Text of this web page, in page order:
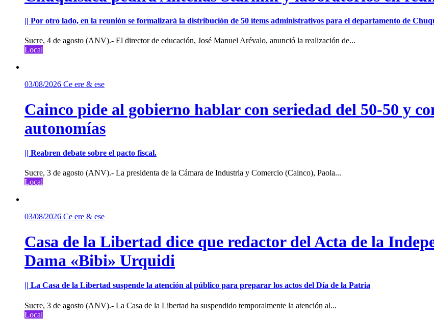
|| Por otro lado, en la reunión se formalizará la distribución de 50 ítems administrativos para el departamento de
Sucre, 4 de agosto (ANV).- El director de educación, José Manuel Arévalo, anunció la realización de...
Local
03/08/2026 Ce ere & ese
Cainco pide al gobierno hablar con seriedad del 50-50 y
autonomías
|| Reabren debate sobre el pacto fiscal.
Sucre, 3 de agosto (ANV).- La presidenta de la Cámara de Industria y Comercio (Cainco), Paola...
Local
03/08/2026 Ce ere & ese
Casa de la Libertad dice que redactor del Acta de la
Dama «Bibi» Urquidi
|| La Casa de la Libertad suspende la atención al público para preparar los actos del Día de la Patria
Sucre, 3 de agosto (ANV).- La Casa de la Libertad ha suspendido temporalmente la atención al...
Local